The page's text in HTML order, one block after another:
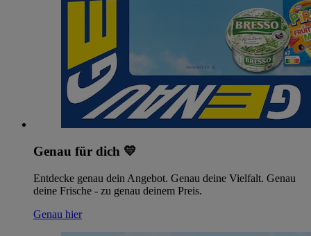
Genau für dich 💛
Entdecke genau dein Angebot. Genau deine Vielfalt. Genau
deine Frische - zu genau deinem Preis.
Genau hier